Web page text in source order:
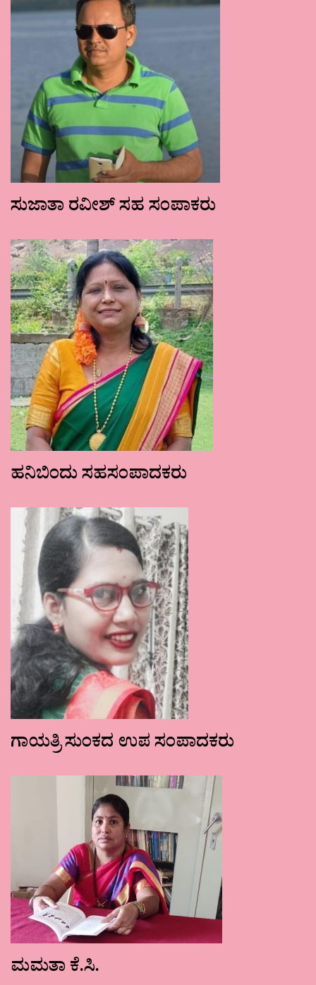
ಸುಜಾತಾ ರವೀಶ್ ಸಹ ಸಂಪಾಕರು
ಹನಿಬಿಂದು ಸಹಸಂಪಾದಕರು
ಗಾಯತ್ರಿ ಸುಂಕದ ಉಪ ಸಂಪಾದಕರು
ಮಮತಾ ಕೆ.ಸಿ.